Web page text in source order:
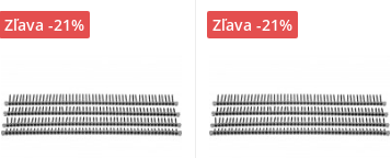
Zľava -21% Zľava -21%